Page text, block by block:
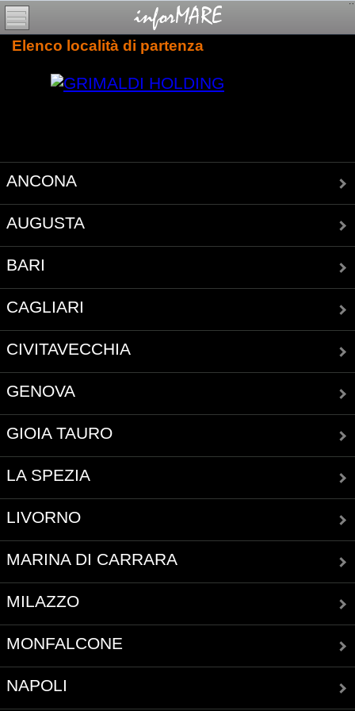
Elenco località di partenza
ANCONA
AUGUSTA
BARI
CAGLIARI
CIVITAVECCHIA
GENOVA
GIOIA TAURO
LA SPEZIA
LIVORNO
MARINA DI CARRARA
MILAZZO
MONFALCONE
NAPOLI